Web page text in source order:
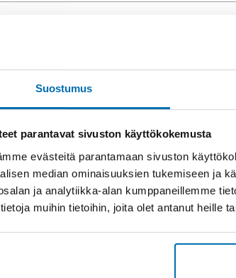
Suostumus
parantavat sivuston käyttökokemusta
evästeitä parantamaan sivuston
median ominaisuuksien tukemiseen ja
ja analytiikka-alan kumppaneillemme
muihin tietoihin, joita olet antanut heille
(€)
(€)